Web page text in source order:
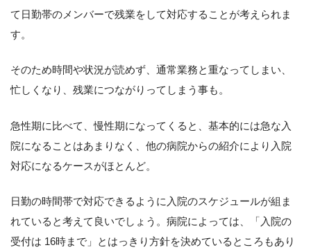
て日勤帯のメンバーで残業をして対応することが考えられま
す。
そのため時間や状況が読めず、通常業務と重なってしまい、
忙しくなり、残業につながりってしまう事も。
急性期に比べて、慢性期になってくると、基本的には急な入
院になることはあまりなく、他の病院からの紹介により入院
対応になるケースがほとんど。
日勤の時間帯で対応できるように入院のスケジュールが組ま
れていると考えて良いでしょう。病院によっては、「入院の
受付は 16時まで」とはっきり方針を決めているところもあり